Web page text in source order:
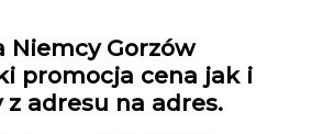
Niemcy Gorzów
promocja cena jak i
z adresu na adres.